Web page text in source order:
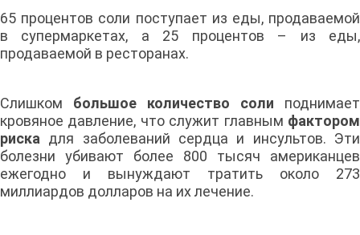
65 процентов соли поступает из еды, продаваемой
в супермаркетах, а 25 процентов – из еды,
продаваемой в ресторанах.
Слишком большое количество соли поднимает
кровяное давление, что служит главным фактором
риска для заболеваний сердца и инсультов. Эти
болезни убивают более 800 тысяч американцев
ежегодно и вынуждают тратить около 273
миллиардов долларов на их лечение.